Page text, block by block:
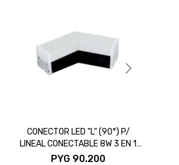
CONECTOR LED "L" (90°) P/
LINEAL CONECTABLE 8W 3 EN 1
CALIDO/FRIO/NEUTRO
PYG 90.200